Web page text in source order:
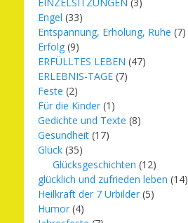
Engel (33)
Entspannung, Erholung, Ruhe (7)
Erfolg (9)
ERFÜLLTES LEBEN (47)
ERLEBNIS-TAGE (7)
Feste (2)
Für die Kinder (1)
Gedichte und Texte (8)
Gesundheit (17)
Glück (35)
Glücksgeschichten (12)
glücklich und zufrieden leben (14)
Heilkraft der 7 Urbilder (5)
Humor (4)